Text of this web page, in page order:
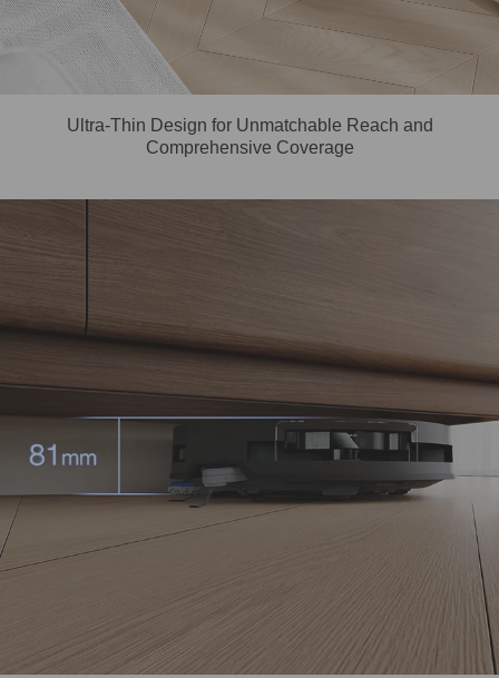
Ultra-Thin Design for Unmatchable Reach and
Comprehensive Coverage